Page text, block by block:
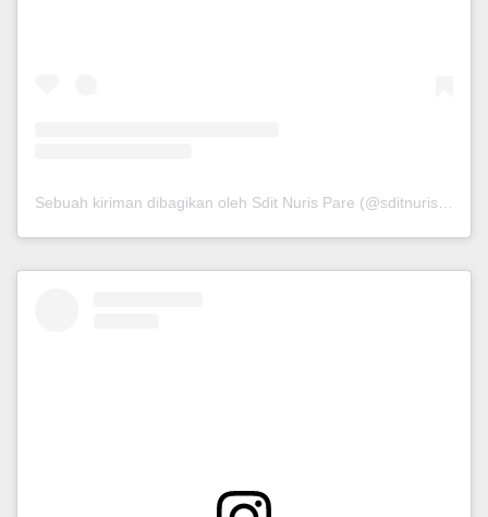
Sebuah kiriman dibagikan oleh Sdit Nuris Pare (@sditnurispare_)